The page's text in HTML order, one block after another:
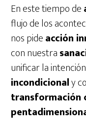
En este tiempo de
flujo de los
nos pideacción
con nuestra
unificar la
incondicionaly
transformación